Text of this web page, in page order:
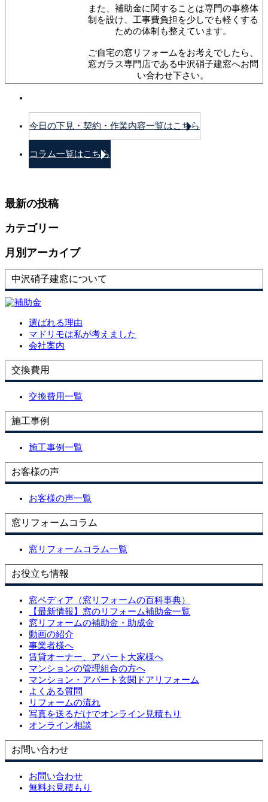
また、補助金に関することは専門の事務体
制を設け、工事費負担を少しでも軽くする
ための体制も整えています。
ご自宅の窓リフォームをお考えでしたら、
窓ガラス専門店である中沢硝子建窓へお問
い合わせ下さい。
今日の下見・契約・作業内容一覧はこちら
コラム一覧はこちら
最新の投稿
カテゴリー
月別アーカイブ
中沢硝子建窓について
選ばれる理由
マドリモは私が考えました
会社案内
交換費用
交換費用一覧
施工事例
施工事例一覧
お客様の声
お客様の声一覧
窓リフォームコラム
窓リフォームコラム一覧
お役立ち情報
窓ペディア（窓リフォームの百科事典）
【最新情報】窓のリフォーム補助金一覧
窓リフォームの補助金・助成金
動画の紹介
事業者様へ
賃貸オーナー、アパート大家様へ
マンションの管理組合の方へ
マンション・アパート玄関ドアリフォーム
よくある質問
リフォームの流れ
写真を送るだけでオンライン見積もり
オンライン相談
お問い合わせ
お問い合わせ
無料お見積もり